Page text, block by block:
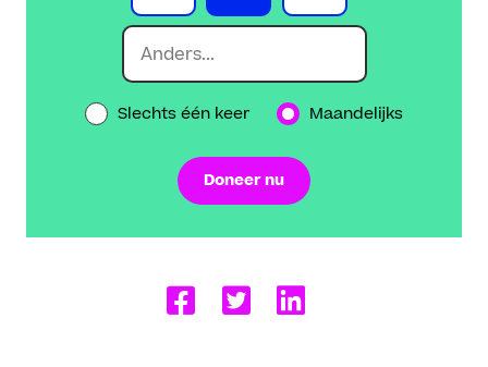
Slechts één keer Maandelijks
Doneer nu